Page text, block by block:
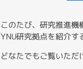
このたび、研究推進機
YNU研究拠点を紹介す
どなたでもご覧いただ